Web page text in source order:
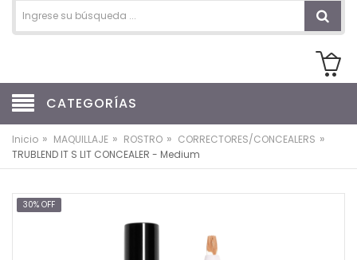
CATEGORÍAS
Inicio » MAQUILLAJE » ROSTRO » CORRECTORES/CONCEALERS »
TRUBLEND IT S LIT CONCEALER - Medium
30% OFF